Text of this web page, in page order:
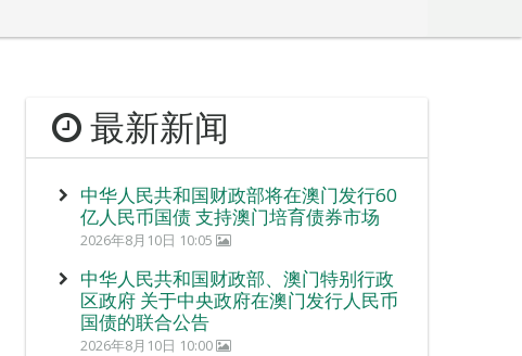
最新新闻
中华人民共和国财政部将在澳门发行60
亿人民币国债 支持澳门培育债券市场
2026年8月10日 10:05
中华人民共和国财政部、澳门特别行政
区政府 关于中央政府在澳门发行人民币
国债的联合公告
2026年8月10日 10:00